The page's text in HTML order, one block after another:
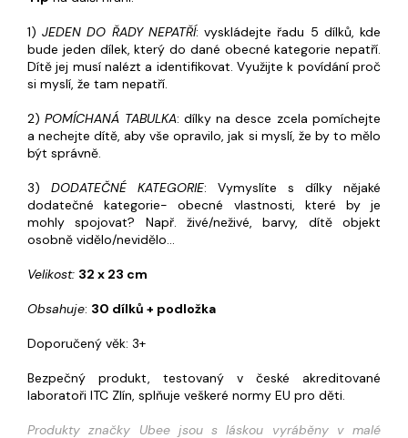
1)JEDEN DO ŘADY NEPATŘÍ: vyskládejte řadu 5 dílků, kde
bude jeden dílek, který do dané obecné kategorie nepatří.
Dítě jej musí nalézt a identifikovat. Využijte k povídání proč
si myslí, že tam nepatří.
2)POMÍCHANÁ TABULKA: dílky na desce zcela pomíchejte
a nechejte dítě, aby vše opravilo, jak si myslí, že by to mělo
být správně.
3) DODATEČNÉ KATEGORIE: Vymyslíte s dílky nějaké
dodatečné kategorie- obecné vlastnosti, které by je
mohly spojovat? Např. živé/neživé, barvy, dítě objekt
osobně vidělo/nevidělo...
Velikost: 32 x 23 cm
Obsahuje: 30 dílků + podložka
Doporučený věk: 3+
Bezpečný produkt, testovaný v české akreditované
laboratoři ITC Zlín, splňuje veškeré normy EU pro děti.
Produkty značky Ubee jsou s láskou vyráběny v malé